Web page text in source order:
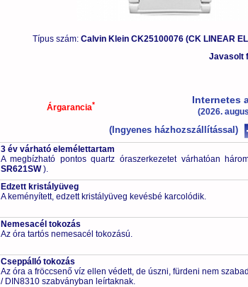
Típus szám: Calvin Klein CK25100076 (CK LINEAR
Javasolt
Árgarancia* Internetes
(2026.
(Ingyenes házhozszállítással)
3 év várható elemélettartam
A megbízható pontos quartz óraszerkezetet várhatóan
SR621SW).
Edzett kristályüveg
A keményített, edzett kristályüveg kevésbé karcolódik.
Nemesacél tokozás
Az óra tartós nemesacél tokozású.
Cseppálló tokozás
Az óra a fröccsenő víz ellen védett, de úszni, fürdeni nem
/ DIN8310 szabványban leírtaknak.